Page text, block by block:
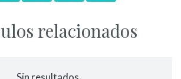
relacionados